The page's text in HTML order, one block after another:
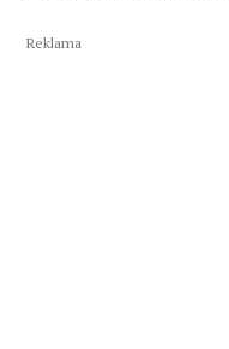
Reklama